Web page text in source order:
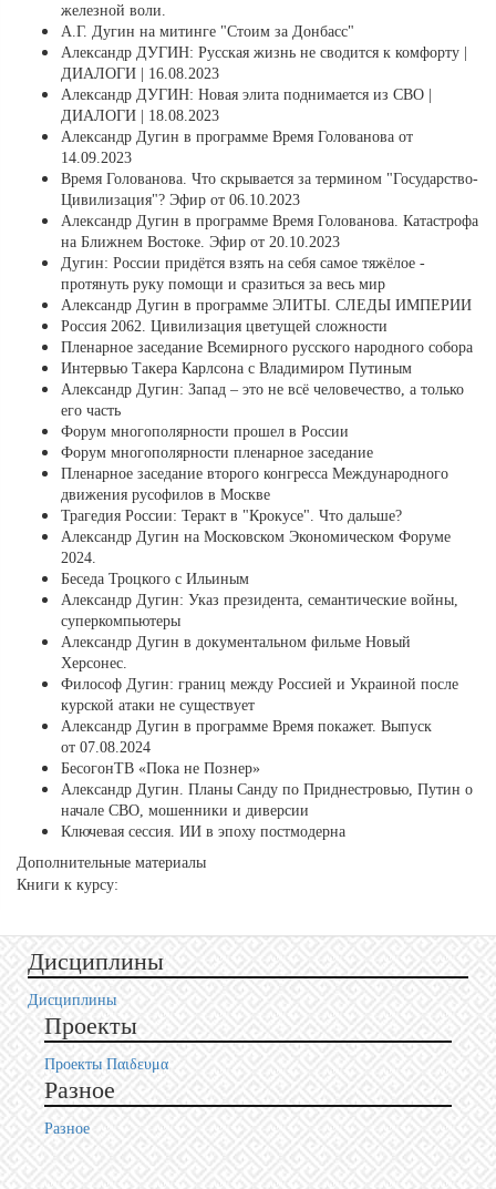
железной воли.
А.Г. Дугин на митинге "Стоим за Донбасс"
Александр ДУГИН: Русская жизнь не сводится к комфорту |
ДИАЛОГИ | 16.08.2023
Александр ДУГИН: Новая элита поднимается из СВО |
ДИАЛОГИ | 18.08.2023
Александр Дугин в программе Время Голованова от
14.09.2023
Время Голованова. Что скрывается за термином "Государство-
Цивилизация"? Эфир от 06.10.2023
Александр Дугин в программе Время Голованова. Катастрофа
на Ближнем Востоке. Эфир от 20.10.2023
Дугин: России придётся взять на себя самое тяжёлое -
протянуть руку помощи и сразиться за весь мир
Александр Дугин в программе ЭЛИТЫ. СЛЕДЫ ИМПЕРИИ
Россия 2062. Цивилизация цветущей сложности
Пленарное заседание Всемирного русского народного собора
Интервью Такера Карлсона с Владимиром Путиным
Александр Дугин: Запад – это не всё человечество, а только
его часть
Форум многополярности прошел в России
Форум многополярности пленарное заседание
Пленарное заседание второго конгресса Международного
движения русофилов в Москве
Трагедия России: Теракт в "Крокусе". Что дальше?
Александр Дугин на Московском Экономическом Форуме
2024.
Беседа Троцкого с Ильиным
Александр Дугин: Указ президента, семантические войны,
суперкомпьютеры
Александр Дугин в документальном фильме Новый
Херсонес.
Философ Дугин: границ между Россией и Украиной после
курской атаки не существует
Александр Дугин в программе Время покажет. Выпуск
от 07.08.2024
БесогонТВ «Пока не Познер»
Александр Дугин. Планы Санду по Приднестровью, Путин о
начале СВО, мошенники и диверсии
Ключевая сессия. ИИ в эпоху постмодерна
Дополнительные материалы
Книги к курсу:
Дисциплины
Дисциплины
Проекты
Проекты Пαιδευμα
Разное
Разное